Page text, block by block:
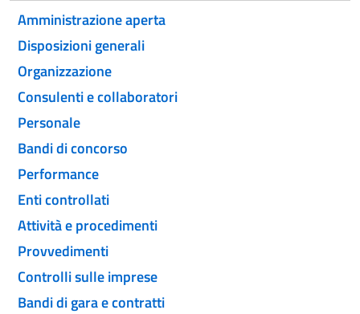
Amministrazione aperta
Disposizioni generali
Organizzazione
Consulenti e collaboratori
Personale
Bandi di concorso
Performance
Enti controllati
Attività e procedimenti
Provvedimenti
Controlli sulle imprese
Bandi di gara e contratti